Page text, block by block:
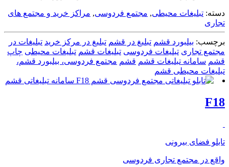
دسته: تبلیغات محیطی, مجتمع فردوسی, مراکز خرید و مجتمع های
تجاری
برچسب: بیلبورد قشم تبلیغ در قشم تبلیغ در مرکز خرید تبلیغات در
مجتمع تجاری تبلیغات فردوسی تبلیغات قشم تبلیغات محیطی چاپ
قشم سامانه تبلیغات قشم قشم مجتمع فردوسی، بیلبورد قشم،
تبلیغات محیطی قشم
F18
تابلو فضای بیرونی
واقع در مجتمع تجاری فردوسی